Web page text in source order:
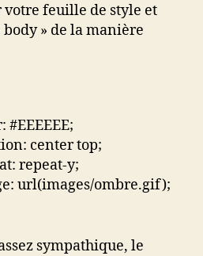
feuille de style et
» de la manière
center top;
repeat-y;
url(images/ombre.gif);
sympathique, le